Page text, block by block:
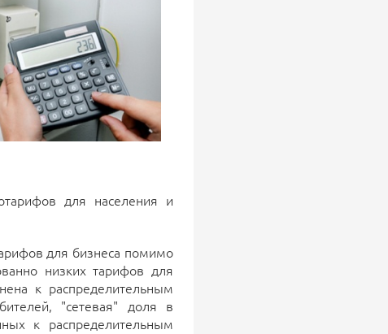
для населения и
для бизнеса помимо
низких тарифов для
к распределительным
"сетевая" доля в
к распределительным